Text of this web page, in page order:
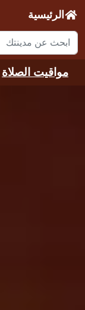
الرئيسية
مواقيت الصلاة